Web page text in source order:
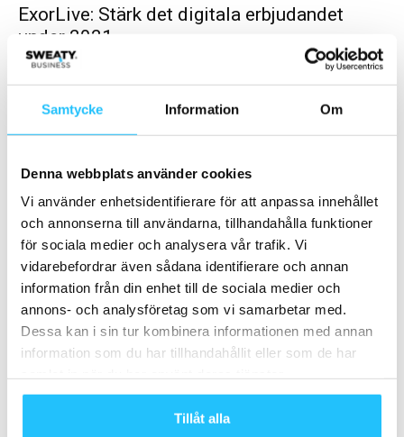
Samtycke Information Om
Denna webbplats använder cookies
Vi använder enhetsidentifierare för att anpassa innehållet
och annonserna till användarna, tillhandahålla funktioner
för sociala medier och analysera vår trafik. Vi
vidarebefordrar även sådana identifierare och annan
information från din enhet till de sociala medier och
annons- och analysföretag som vi samarbetar med.
Dessa kan i sin tur kombinera informationen med annan
information som du har tillhandahållit eller som de har
Tillåt alla
ExorLive: Stärk det digitala erbjudandet
under 2021
Sweaty Business 0
Vi befinner oss i en period där träningsbranschen behöver ställa
om till mer digitala arbetssätt. Träningssektorn spelar en viktig roll
Digitalt
Brian van den Brink - 2020-12-27 0
Efter att coronapandemin slog till i mitten av mars tog det oss inte